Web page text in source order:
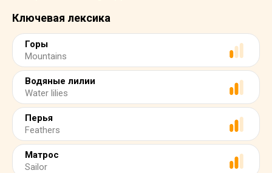
Ключевая лексика
Горы
Mountains
Водяные лилии
Water lilies
Перья
Feathers
Матрос
Sailor